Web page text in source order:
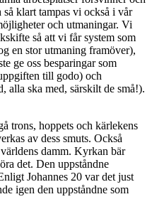
klart tampas vi också i vår
och utmaningar. Vi
så att vi får system som
en stor utmaning framöver),
ge oss besparingar som
till godo) och
alla ska med, särskilt de små!).
trons, hoppets och kärlekens
av dess smuts. Också
damm. Kyrkan bär
det. Den uppståndne
Johannes 20 var det just
igen den uppståndne som